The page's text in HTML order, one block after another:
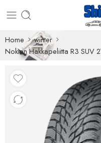
Home
winter
Nokian Hakkapeliitta R3 SUV